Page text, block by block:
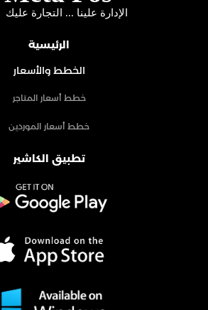
الرئيسية
الخطط والأسعار
خطط أسعار المتاجر
خطط أسعار الموردين
تطبيق الكاشير